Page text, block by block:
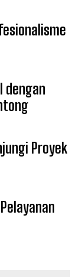
dengan
Proyek